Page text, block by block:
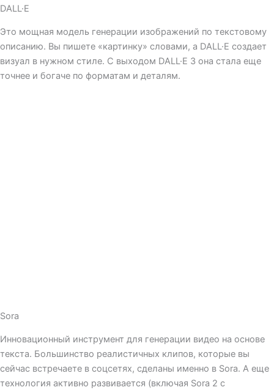
DALL·E
Это мощная модель генерации изображений по текстовому
описанию. Вы пишете «картинку» словами, а DALL·E создает
визуал в нужном стиле. С выходом DALL·E 3 она стала еще
точнее и богаче по форматам и деталям.
Sora
Инновационный инструмент для генерации видео на основе
текста. Большинство реалистичных клипов, которые вы
сейчас встречаете в соцсетях, сделаны именно в Sora. А еще
технология активно развивается (включая Sora 2 с